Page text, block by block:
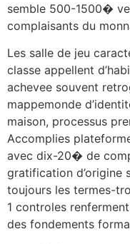
semble 500-1500�
complaisants du
Les salle de jeu
classe appellent
achevee souvent
mappemonde
maison, processus
Accomplies
avec dix-20� de
gratification d’origine
toujours les termes-
1 controles
des fondements